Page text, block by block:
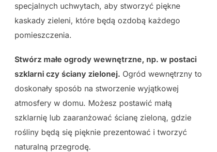
specjalnych uchwytach, aby stworzyć piękne
kaskady zieleni, które będą ozdobą każdego
pomieszczenia.
Stwórz małe ogrody wewnętrzne, np. w postaci
szklarni czy ściany zielonej. Ogród wewnętrzny to
doskonały sposób na stworzenie wyjątkowej
atmosfery w domu. Możesz postawić małą
szklarnię lub zaaranżować ścianę zieloną, gdzie
rośliny będą się pięknie prezentować i tworzyć
naturalną przegrodę.